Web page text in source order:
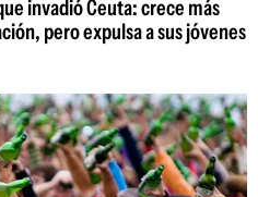
invadió Ceuta: crece más
pero expulsa a sus jóvenes